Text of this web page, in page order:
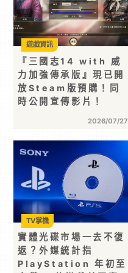
『三國志14 with 威
力加強傳承版』現已開
放Steam版預購！同
時公開宣傳影片！
2026/07/27
遊戲資訊
實體光碟市場一去不復
返？外媒統計指
PlayStation 年初至
TV掌機